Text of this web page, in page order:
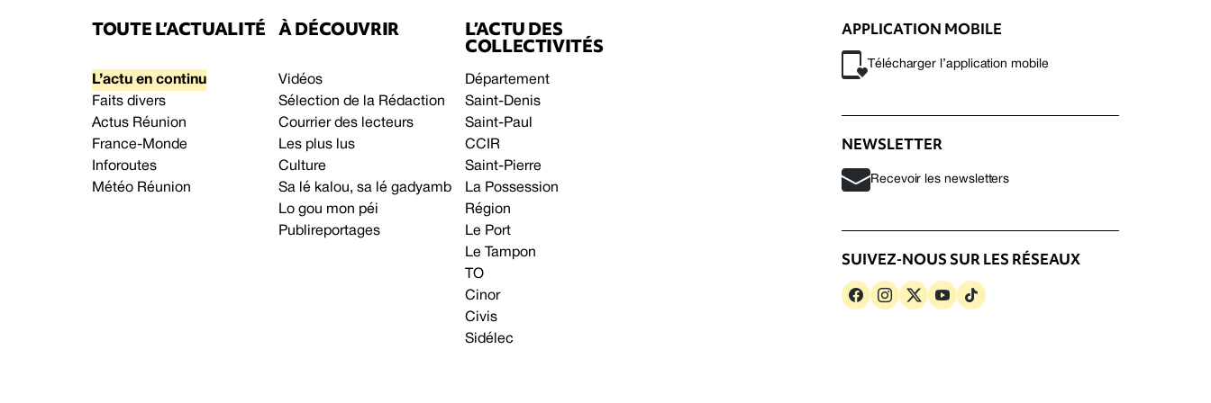
TOUTE L’ACTUALITÉ
L’actu en continu
Faits divers
Actus Réunion
France-Monde
Inforoutes
Météo Réunion
À DÉCOUVRIR
Vidéos
Sélection de la Rédaction
Courrier des lecteurs
Les plus lus
Culture
Sa lé kalou, sa lé gadyamb
Lo gou mon péi
Publireportages
L’ACTU DES
COLLECTIVITÉS
Département
Saint-Denis
Saint-Paul
CCIR
Saint-Pierre
La Possession
Région
Le Port
Le Tampon
TO
Cinor
Civis
Sidélec
APPLICATION MOBILE
Télécharger l’application mobile
NEWSLETTER
Recevoir les newsletters
SUIVEZ-NOUS SUR LES RÉSEAUX